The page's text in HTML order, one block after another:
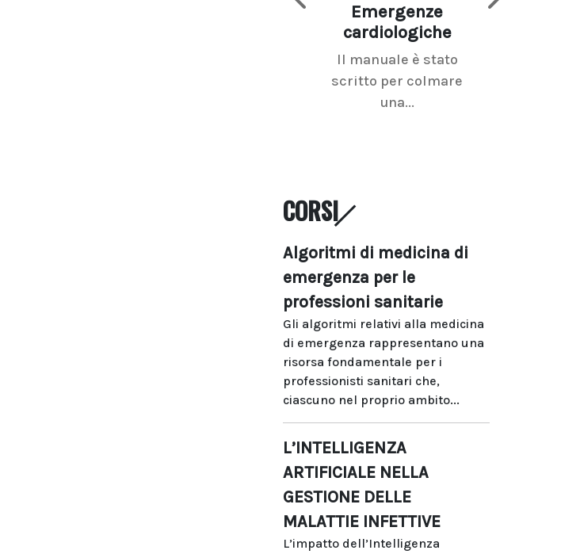
Emergenze
cardiologiche
Il manuale è stato
scritto per colmare
una...
CORSI
Algoritmi di medicina di
emergenza per le
professioni sanitarie
Gli algoritmi relativi alla medicina
di emergenza rappresentano una
risorsa fondamentale per i
professionisti sanitari che,
ciascuno nel proprio ambito...
L’INTELLIGENZA
ARTIFICIALE NELLA
GESTIONE DELLE
MALATTIE INFETTIVE
L’impatto dell’Intelligenza